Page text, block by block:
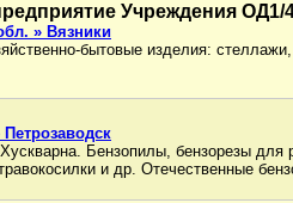
Учреждения ОД1/
» Вязники
бытовые изделия:
Бензопилы, бензорезы для
и др. Отечественные